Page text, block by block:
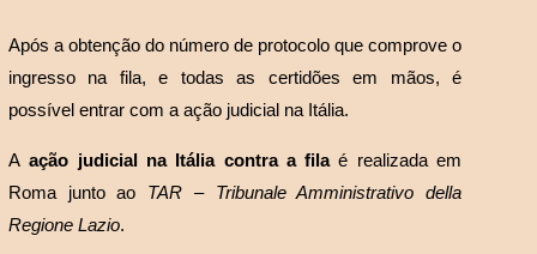
Após a obtenção do número de protocolo que comprove o
ingresso na fila, e todas as certidões em mãos, é
possível entrar com a ação judicial na Itália.
Aação judicial na Itália contra a filaé realizada em
Roma junto ao TAR – Tribunale Amministrativo della
Regione Lazio.